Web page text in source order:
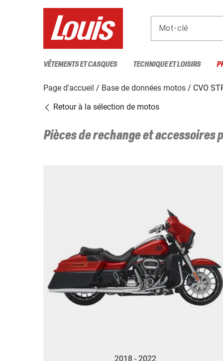
Mot-clé
VÊTEMENTS ET CASQUES TECHNIQUE ET LOISIRS
Page d'accueil Base de données motos
CVO
Retour à la sélection de motos
Pièces de rechange et accessoires
2018 - 2022